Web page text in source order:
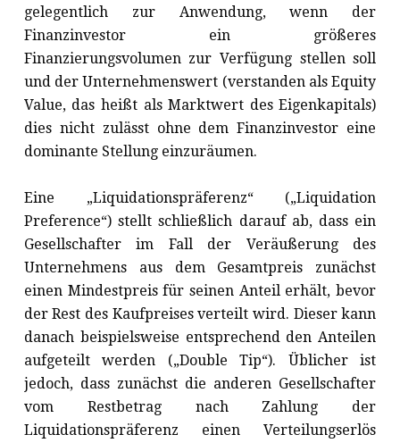
gelegentlich zur Anwendung, wenn der
Finanzinvestor ein größeres
Finanzierungsvolumen zur Verfügung stellen soll
und der Unternehmenswert (verstanden als Equity
Value, das heißt als Marktwert des Eigenkapitals)
dies nicht zulässt ohne dem Finanzinvestor eine
dominante Stellung einzuräumen.
Eine „Liquidationspräferenz“ („Liquidation
Preference“) stellt schließlich darauf ab, dass ein
Gesellschafter im Fall der Veräußerung des
Unternehmens aus dem Gesamtpreis zunächst
einen Mindestpreis für seinen Anteil erhält, bevor
der Rest des Kaufpreises verteilt wird. Dieser kann
danach beispielsweise entsprechend den Anteilen
aufgeteilt werden („Double Tip“). Üblicher ist
jedoch, dass zunächst die anderen Gesellschafter
vom Restbetrag nach Zahlung der
Liquidationspräferenz einen Verteilungserlös